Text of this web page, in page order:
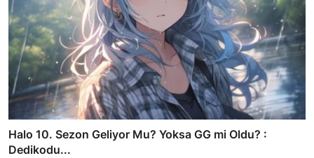
Halo 10. Sezon Geliyor Mu? Yoksa GG mi Oldu? :
Dedikodu...